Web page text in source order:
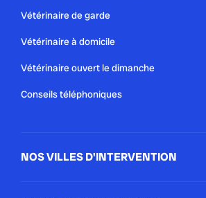
Vétérinaire de garde
Vétérinaire à domicile
Vétérinaire ouvert le dimanche
Conseils téléphoniques
NOS VILLES D'INTERVENTION